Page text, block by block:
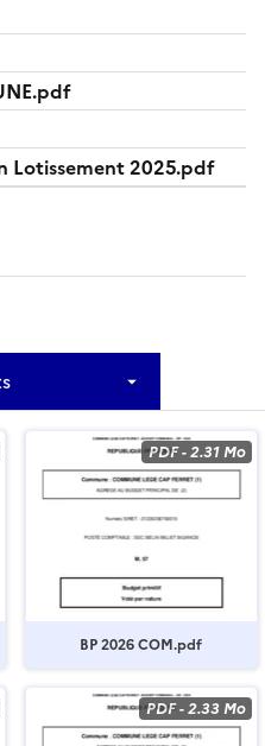
Lotissement 2025.pdf
PDF-2.31 Mo
BP 2026 COM.pdf
PDF-2.33 Mo